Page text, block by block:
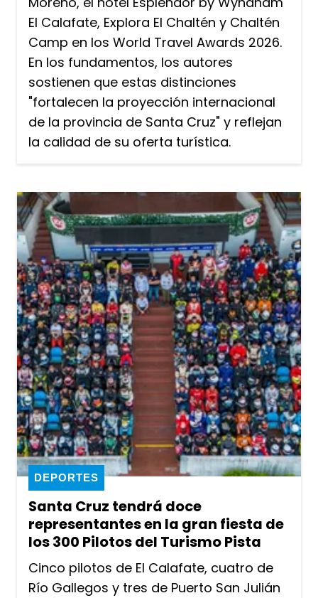
El Calafate, Explora El Chaltén y Chaltén
Camp en los World Travel Awards 2026.
En los fundamentos, los autores
sostienen que estas distinciones
"fortalecen la proyección internacional
de la provincia de Santa Cruz" y reflejan
la calidad de su oferta turística.
Santa Cruz tendrá doce
representantes en la gran fiesta de
los 300 Pilotos del Turismo Pista
DEPORTES
Cinco pilotos de El Calafate, cuatro de
Río Gallegos y tres de Puerto San Julián